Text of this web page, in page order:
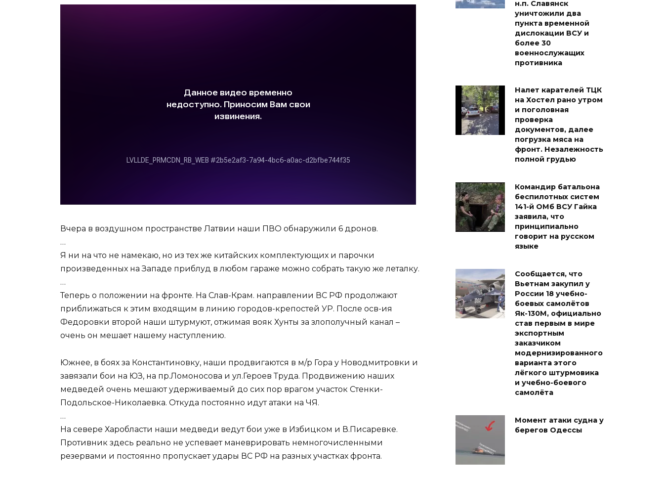
Вчера в воздушном пространстве Латвии наши ПВО обнаружили 6 дронов.
…
Я ни на что не намекаю, но из тех же китайских комплектующих и парочки
произведенных на Западе приблуд в любом гараже можно собрать такую же леталку.
…
Теперь о положении на фронте. На Слав-Крам. направлении ВС РФ продолжают
приближаться к этим входящим в линию городов-крепостей УР. После осв-ия
Федоровки второй наши штурмуют, отжимая вояк Хунты за злополучный канал –
очень он мешает нашему наступлению.
Южнее, в боях за Константиновку, наши продвигаются в м/р Гора у Новодмитровки и
завязали бои на ЮЗ, на пр.Ломоносова и ул.Героев Труда. Продвижению наших
медведей очень мешают удерживаемый до сих пор врагом участок Стенки-
Подольское-Николаевка. Откуда постоянно идут атаки на ЧЯ.
…
На севере Харобласти наши медведи ведут бои уже в Избицком и В.Писаревке.
Противник здесь реально не успевает маневрировать немногочисленными
резервами и постоянно пропускает удары ВС РФ на разных участках фронта.
н.п. Славянск
уничтожили два
пункта временной
дислокации ВСУ и
более 30
военнослужащих
противника
Налет карателей ТЦК
на Хостел рано утром
и поголовная
проверка
документов, далее
погрузка мяса на
фронт. Незалежность
полной грудью
Командир батальона
беспилотных систем
141-й ОМб ВСУ Гайка
заявила, что
принципиально
говорит на русском
языке
Сообщается, что
Вьетнам закупил у
России 18 учебно-
боевых самолётов
Як-130М, официально
став первым в мире
экспортным
заказчиком
модернизированного
варианта этого
лёгкого штурмовика
и учебно-боевого
самолёта
Момент атаки судна у
берегов Одессы